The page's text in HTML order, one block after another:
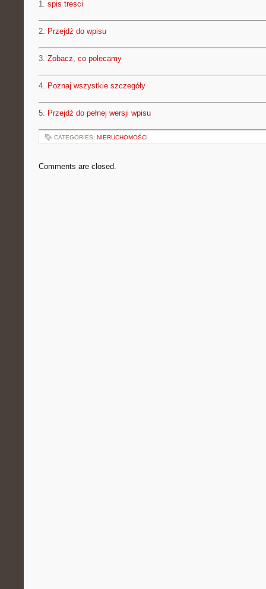
1. spis tresci
2. Przejdź do wpisu
3. Zobacz, co polecamy
4. Poznaj wszystkie szczegóły
5. Przejdź do pełnej wersji wpisu
CATEGORIES: NIERUCHOMOŚCI
Comments are closed.